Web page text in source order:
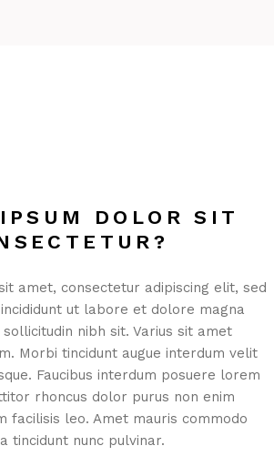
DOLOR SIT
amet, consectetur adipiscing elit, sed
ut labore et dolore magna
nibh sit. Varius sit amet
Morbi tincidunt augue interdum velit
Faucibus interdum posuere lorem
rhoncus dolor purus non enim
facilisis leo. Amet mauris commodo
tincidunt nunc pulvinar.